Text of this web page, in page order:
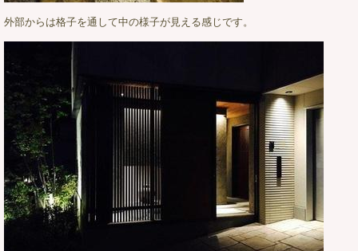
外部からは格子を通して中の様子が見える感じです。